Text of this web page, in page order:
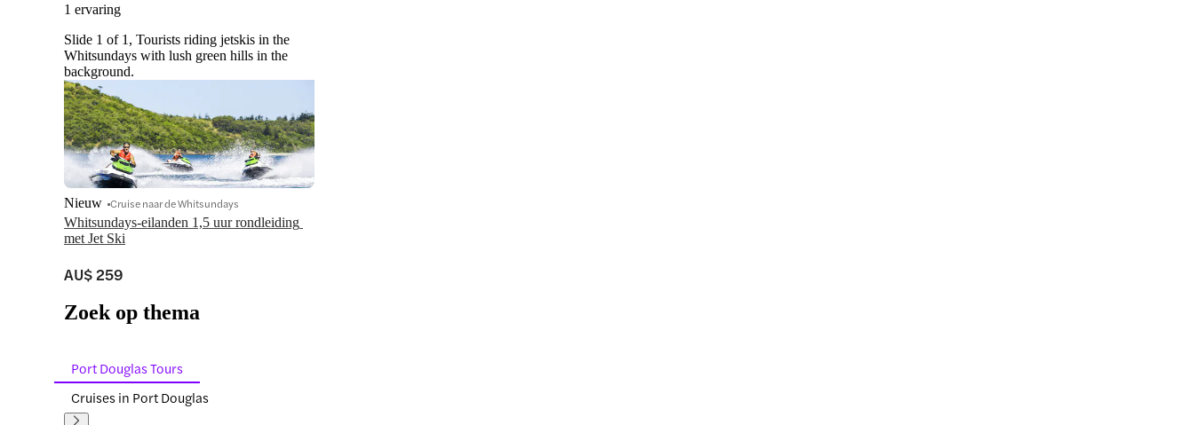
1 ervaring
Slide 1 of 1, Tourists riding jetskis in the
Whitsundays with lush green hills in the
background.
Whitsundays-eilanden 1,5 uur rondleiding
met Jet Ski
Nieuw Cruise naar de Whitsundays
AU$ 259
Zoek op thema
Port Douglas Tours
Cruises in Port Douglas